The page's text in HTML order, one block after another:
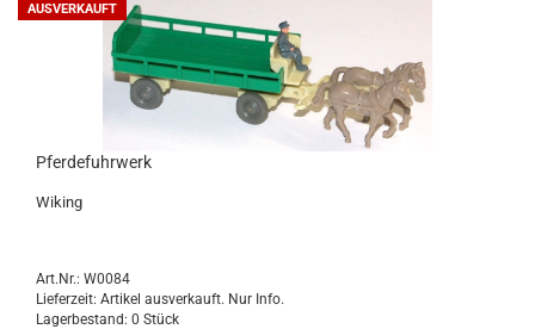
AUSVERKAUFT
Pfer­de­fuhr­werk
Wi­king
Art.Nr.: W0084
Lieferzeit: Artikel ausverkauft. Nur Info.
Lagerbestand: 0 Stück